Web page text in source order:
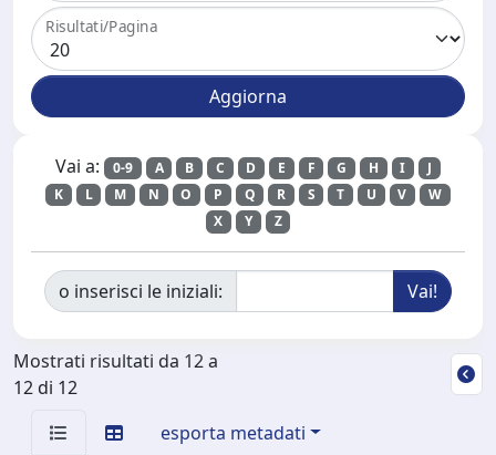
Risultati/Pagina
Vai a: 0-9 A B C D E F G H I
J
K
L M N O P Q R S T U V
W
X
Y Z
o inserisci le iniziali:
Mostrati risultati da 12 a
12 di 12
esporta metadati